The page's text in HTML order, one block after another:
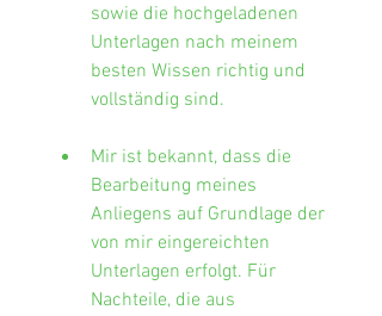
sowie die hochgeladenen
Unterlagen nach meinem
besten Wissen richtig und
vollständig sind.
Mir ist bekannt, dass die
Bearbeitung meines
Anliegens auf Grundlage der
von mir eingereichten
Unterlagen erfolgt. Für
Nachteile, die aus